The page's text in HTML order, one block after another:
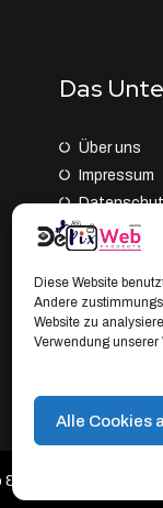
Diese Website
Andere
Website zu
Verwendung unserer
Alle Cookies
Das
Über uns
Impressum
AGB
Branding.